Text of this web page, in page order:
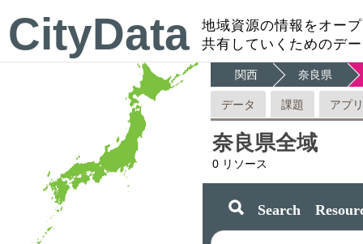
CityData
地域資源の情報をオー
共有していくためのデ
関西 奈良県
データ 課題 アプリ
奈良県全域
0 リソース
Search